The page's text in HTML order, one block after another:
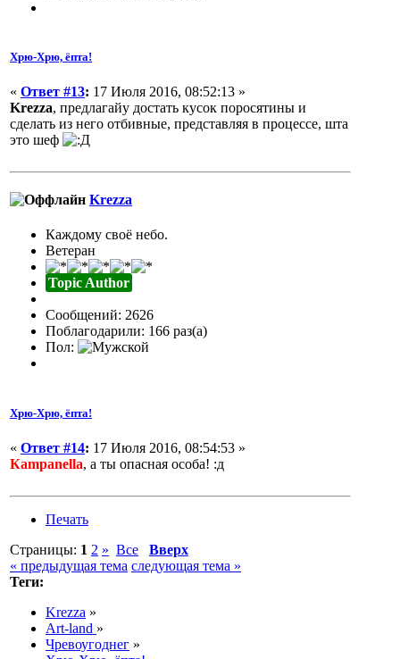
Хрю-Хрю, ёпта!
« Ответ #13: 17 Июля 2016, 08:52:13 »
Krezza, предлагайу достать кусок поросятины и
сделать из него отбивные, представляя в процессе, шта
это шеф
Krezza
Каждому своё небо.
Ветеран
Topic Author
Сообщений: 2626
Поблагодарили: 166 раз(а)
Пол:
Хрю-Хрю, ёпта!
« Ответ #14: 17 Июля 2016, 08:54:53 »
Кampanella, а ты опасная особа! :д
Печать
Страницы: 1 2 » Все
Вверх
« предыдущая тема следующая тема »
Теги:
Krezza »
Art-land »
Чревоугоднег »